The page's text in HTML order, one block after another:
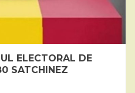
ELECTORAL DE
SATCHINEZ